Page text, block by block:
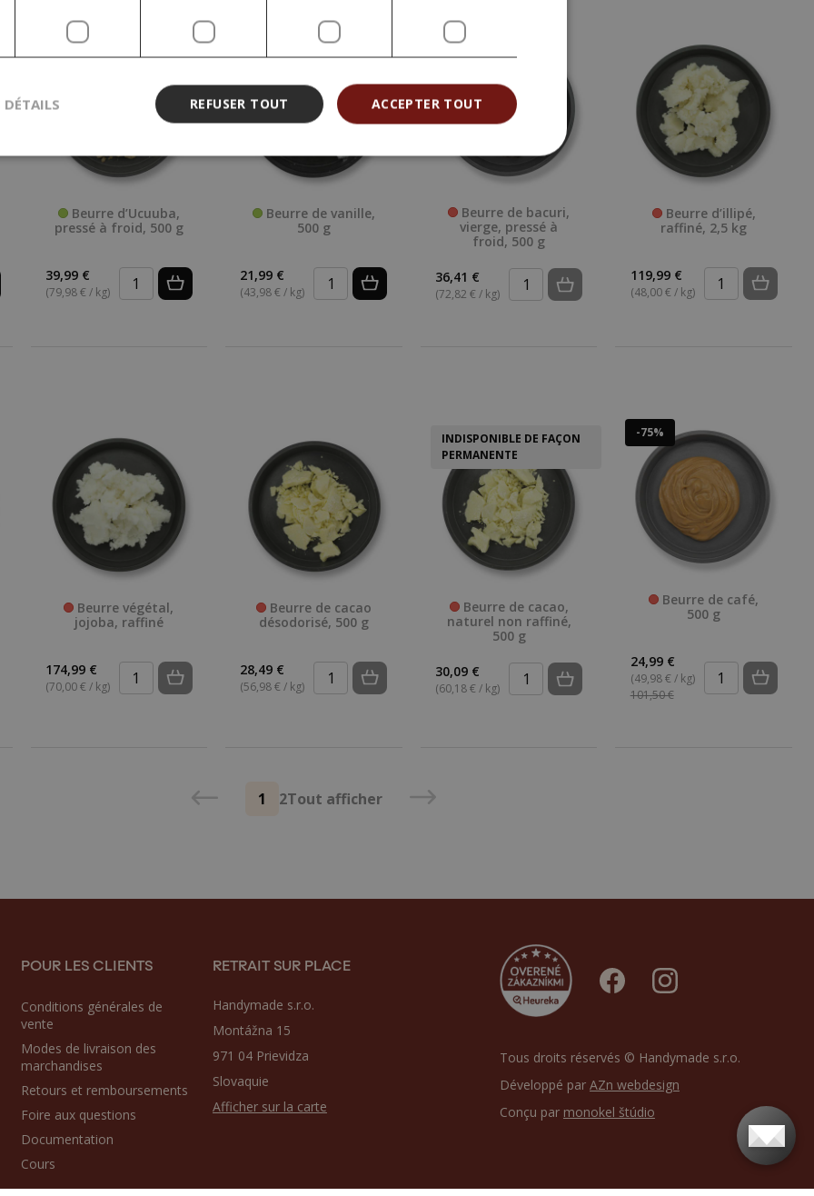
Beurre d’Ucuuba,
pressé à froid, 500 g
39,99 €
(79,98 € / kg)
Beurre de vanille,
500 g
21,99 €
(43,98 € / kg)
Beurre de bacuri,
vierge, pressé à
froid, 500 g
36,41 €
(72,82 € / kg)
Beurre d’illipé,
raffiné, 2,5 kg
119,99 €
(48,00 € / kg)
Beurre végétal,
jojoba, raffiné
174,99 €
(70,00 € / kg)
Beurre de cacao
désodorisé, 500 g
28,49 €
(56,98 € / kg)
INDISPONIBLE DE FAÇON
PERMANENTE
Beurre de cacao,
naturel non raffiné,
500 g
30,09 €
(60,18 € / kg)
-75%
Beurre de café,
500 g
24,99 €
(49,98 € / kg)
101,50 €
1 2Tout afficher
POUR LES CLIENTS
Conditions générales de
vente
Modes de livraison des
marchandises
Retours et remboursements
Foire aux questions
Documentation
Cours
RETRAIT SUR PLACE
Handymade s.r.o.
Montážna 15
971 04 Prievidza
Slovaquie
Afficher sur la carte
Tous droits réservés © Handymade s.r.o.
Développé par AZn webdesign
Conçu par monokel štúdio
ACCEPTER TOUT
REFUSER TOUT
DÉTAILS